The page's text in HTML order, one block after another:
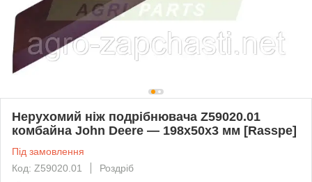
Нерухомий ніж подрібнювача Z59020.01
комбайна John Deere — 198х50х3 мм [Rasspe]
Під замовлення
Код: Z59020.01
Роздріб